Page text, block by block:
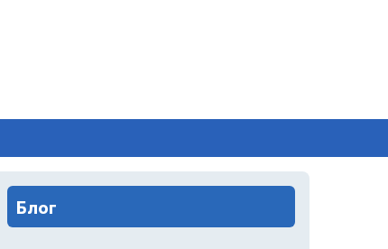
Блог